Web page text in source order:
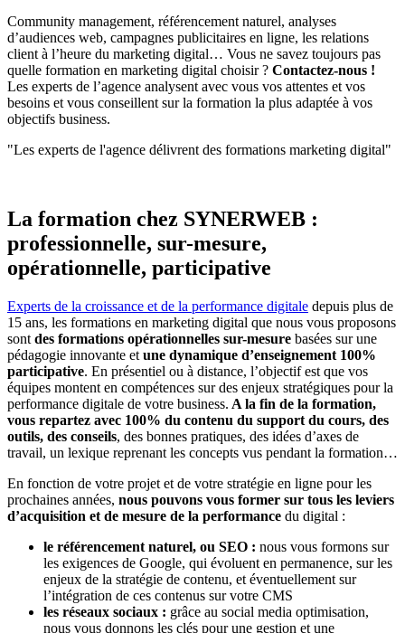
Community management, référencement naturel, analyses
d’audiences web, campagnes publicitaires en ligne, les relations
client à l’heure du marketing digital… Vous ne savez toujours pas
quelle formation en marketing digital choisir ? Contactez-nous !
Les experts de l’agence analysent avec vous vos attentes et vos
besoins et vous conseillent sur la formation la plus adaptée à vos
objectifs business.
"Les experts de l'agence délivrent des formations marketing digital"
La formation chez SYNERWEB :
professionnelle, sur-mesure,
opérationnelle, participative
Experts de la croissance et de la performance digitale depuis plus de
15 ans, les formations en marketing digital que nous vous proposons
sont des formations opérationnelles sur-mesure basées sur une
pédagogie innovante et une dynamique d’enseignement 100%
participative. En présentiel ou à distance, l’objectif est que vos
équipes montent en compétences sur des enjeux stratégiques pour la
performance digitale de votre business. A la fin de la formation,
vous repartez avec 100% du contenu du support du cours, des
outils, des conseils, des bonnes pratiques, des idées d’axes de
travail, un lexique reprenant les concepts vus pendant la formation…
En fonction de votre projet et de votre stratégie en ligne pour les
prochaines années, nous pouvons vous former sur tous les leviers
d’acquisition et de mesure de la performance du digital :
le référencement naturel, ou SEO : nous vous formons sur
les exigences de Google, qui évoluent en permanence, sur les
enjeux de la stratégie de contenu, et éventuellement sur
l’intégration de ces contenus sur votre CMS
les réseaux sociaux : grâce au social media optimisation,
nous vous donnons les clés pour une gestion et une